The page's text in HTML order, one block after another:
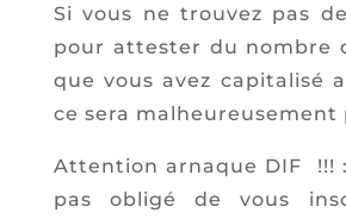
Si vous ne trouvez pas
pour attester du nombre
que vous avez capitalisé
ce sera malheureusement
Attention arnaque DIF !!! :
pas obligé de vous